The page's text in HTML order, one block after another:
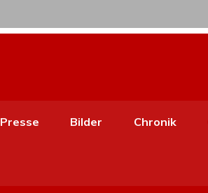
Presse Bilder Chronik